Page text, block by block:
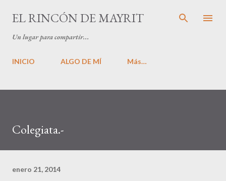
Ir al contenido principal
EL RINCÓN DE MAYRIT
Un lugar para compartir...
INICIO ALGO DE MÍ Más…
Colegiata.-
enero 21, 2014